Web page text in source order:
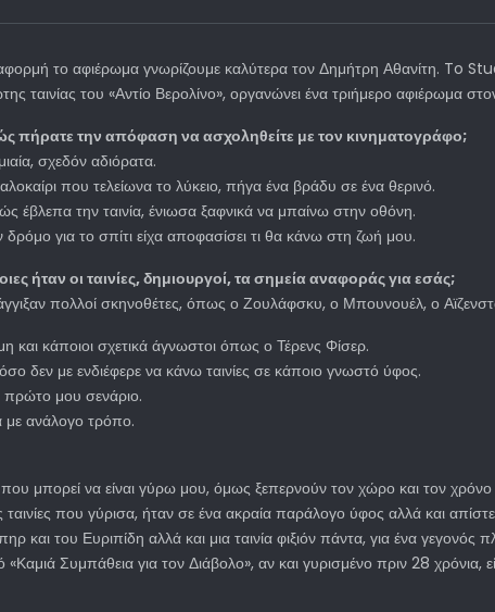
το αφιέρωμα γνωρίζουμε καλύτερα τον Δημήτρη Αθανίτη.
ταινίας του «Αντίο Βερολίνο», οργανώνει ένα τριήμερο αφιέρωμα
πήρατε την απόφαση να ασχοληθείτε με τον κινηματογράφο;
σχεδόν αδιόρατα.
που τελείωνα το λύκειο, πήγα ένα βράδυ σε ένα θερινό.
έβλεπα την ταινία, ένιωσα ξαφνικά να μπαίνω στην οθόνη.
δρόμο για το σπίτι είχα αποφασίσει τι θα κάνω στη ζωή μου.
ήταν οι ταινίες, δημιουργοί, τα σημεία αναφοράς για εσάς;
πολλοί σκηνοθέτες, όπως ο Ζουλάφσκυ, ο Μπουνουέλ, ο
και κάποιοι σχετικά άγνωστοι όπως ο Τέρενς Φίσερ.
δεν με ενδιέφερε να κάνω ταινίες σε κάποιο γνωστό ύφος.
πρώτο μου σενάριο.
με ανάλογο τρόπο.
που μπορεί να είναι γύρω μου, όμως ξεπερνούν τον χώρο και τον
που γύρισα, ήταν σε ένα ακραία παράλογο ύφος αλλά και
και του Ευριπίδη αλλά και μια ταινία φιξιόν πάντα, για ένα γεγονός
Συμπάθεια για τον Διάβολο», αν και γυρισμένο πριν 28 χρόνια,